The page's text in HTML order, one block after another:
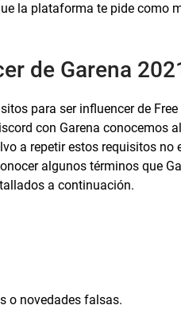
la plataforma te pide como
de Garena
para ser influencer de
con Garena conocemos
a repetir estos requisitos no
algunos términos que
a continuación.
o novedades falsas.